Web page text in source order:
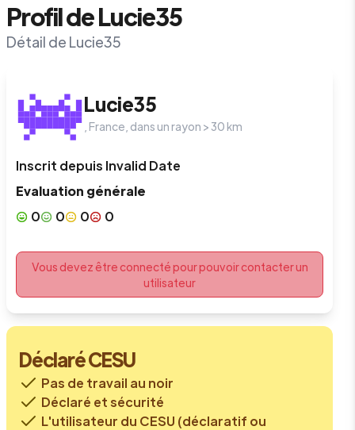
Profil de Lucie35
Détail de Lucie35
Lucie35
France , dans un rayon > 30 km
Inscrit depuis Invalid Date
Evaluation générale
0
0 0 0
Vous devez être connecté pour pouvoir contacter un
utilisateur
Déclaré CESU
Pas de travail au noir
Déclaré et sécurité
L'utilisateur du CESU (déclaratif ou